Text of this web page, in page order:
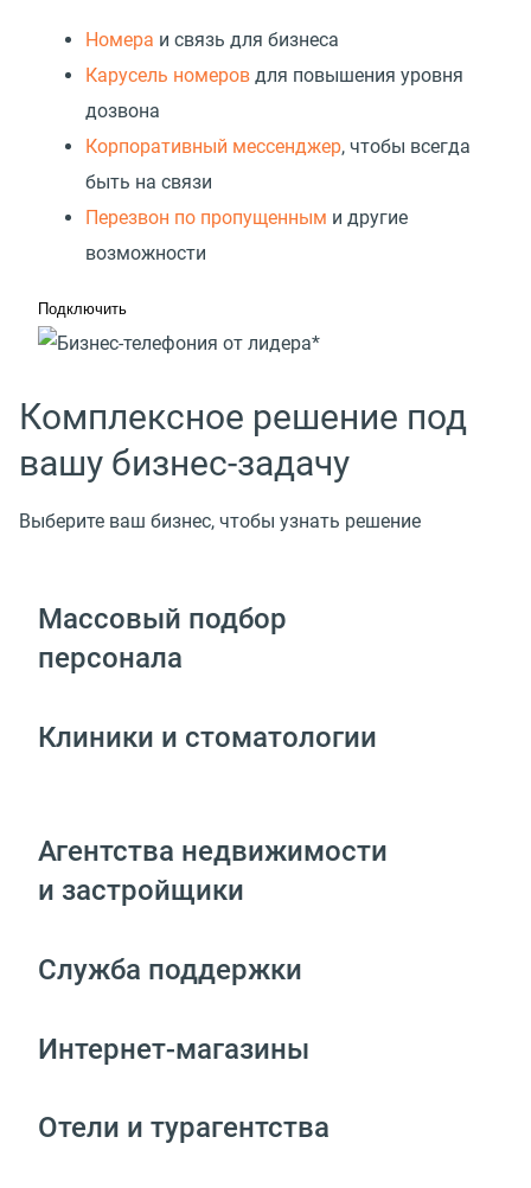
Номера и связь для бизнеса
Карусель номеров для повышения уровня
дозвона
Корпоративный мессенджер, чтобы всегда
быть на связи
Перезвон по пропущенным и другие
возможности
Подключить
Комплексное решение под
вашу бизнес-задачу
Выберите ваш бизнес, чтобы узнать решение
Массовый подбор
персонала
Клиники и стоматологии
Агентства недвижимости
и застройщики
Служба поддержки
Интернет-магазины
Отели и турагентства